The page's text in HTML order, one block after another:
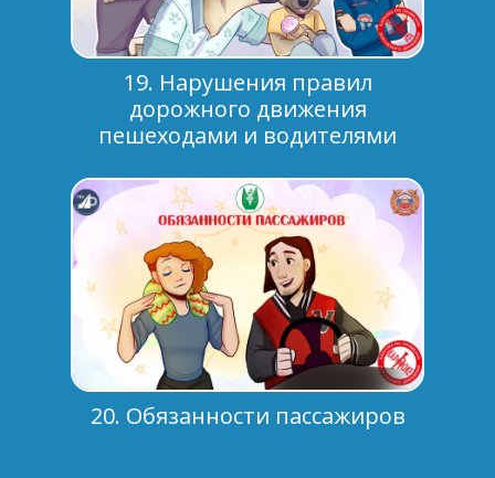
19. Нарушения правил
дорожного движения
пешеходами и водителями
20. Обязанности пассажиров